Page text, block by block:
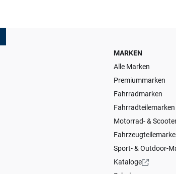
MARKEN
Alle Marken
Premiummarken
Fahrradmarken
Fahrradteilemarken
Motorrad- &
Sport- & Outdoor-
Kataloge